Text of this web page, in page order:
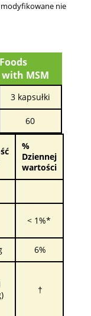
nie
MSM
3 kapsułki
60
%
Dziennej
wartości
< 1%*
6%
†